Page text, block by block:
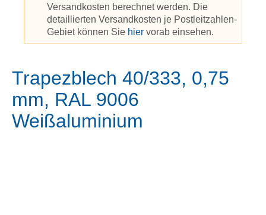
Versandkosten berechnet werden. Die
detaillierten Versandkosten je Postleitzahlen-
Gebiet können Sie hier vorab einsehen.
Trapezblech 40/333, 0,75
mm, RAL 9006
Weißaluminium